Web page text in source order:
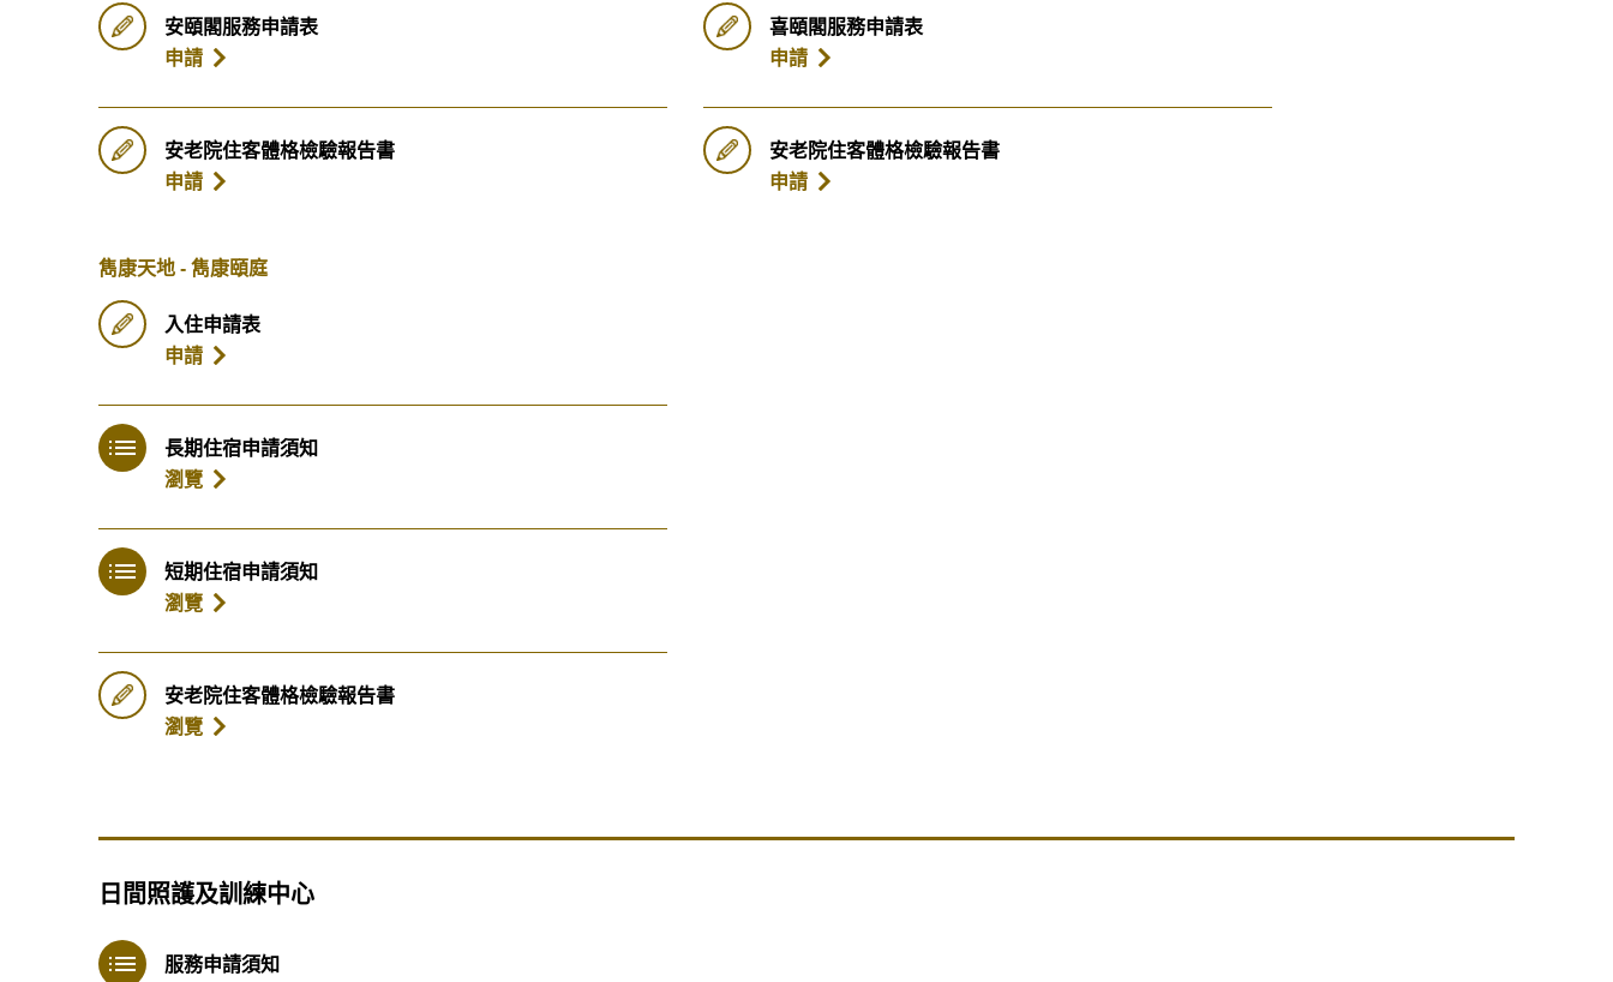
安頤閣服務申請表
申請
安老院住客體格檢驗報告書
申請
喜頤閣服務申請表
申請
安老院住客體格檢驗報告書
申請
雋康天地 - 雋康頤庭
入住申請表
申請
長期住宿申請須知
瀏覽
短期住宿申請須知
瀏覽
安老院住客體格檢驗報告書
瀏覽
日間照護及訓練中心
服務申請須知